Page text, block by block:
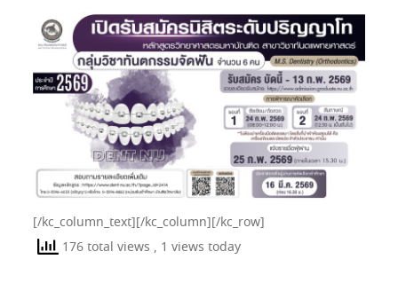
[/kc_column_text][/kc_column][/kc_row]
176 total views , 1 views today